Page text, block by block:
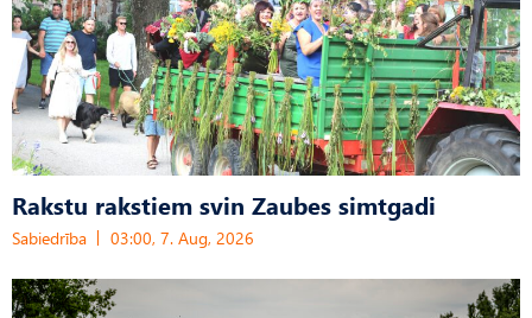
Rakstu rakstiem svin Zaubes simtgadi
Sabiedrība 03:00, 7. Aug, 2026